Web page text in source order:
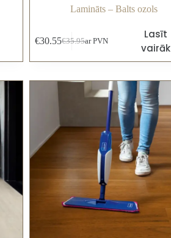
Lamināts – Balts ozols
€35.95
€30.55 ar PVN
Lasīt
vairāk